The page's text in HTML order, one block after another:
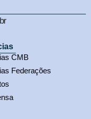
CMB
Federações